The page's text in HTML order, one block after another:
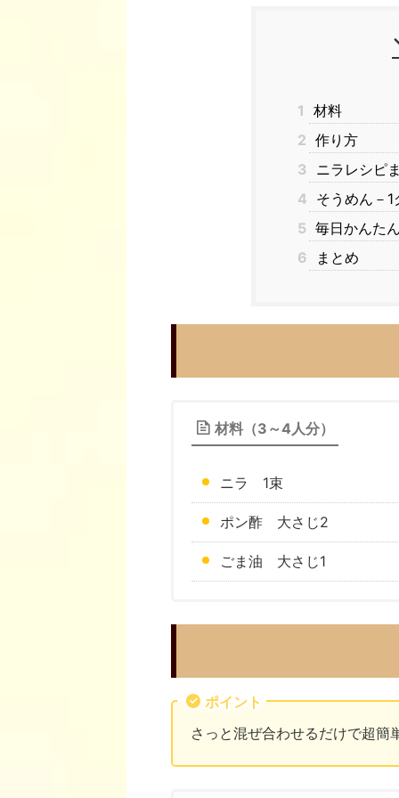
1 材料
2 作り方
3 ニラレシピ
4 そうめん－
5 毎日かんた
6
まとめ
材料（3～4人分）
ニラ 1束
ポン酢 大さじ2
ごま油 大さじ1
ポイント
さっと混ぜ合わせるだけで超簡